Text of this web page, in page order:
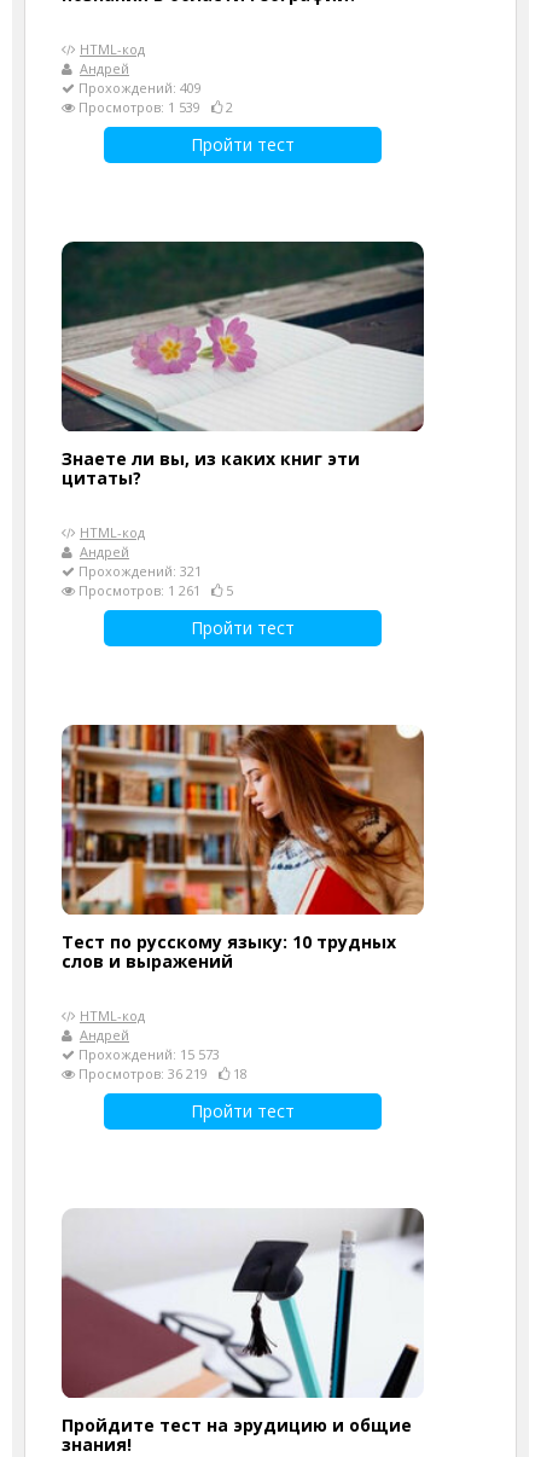
HTML-код
Андрей
Прохождений: 409
Просмотров: 1 539
2
Пройти тест
Знаете ли вы, из каких книг эти
цитаты?
HTML-код
Андрей
Прохождений: 321
Просмотров: 1 261
5
Пройти тест
Тест по русскому языку: 10 трудных
слов и выражений
HTML-код
Андрей
Прохождений: 15 573
Просмотров: 36 219
18
Пройти тест
Пройдите тест на эрудицию и общие
знания!